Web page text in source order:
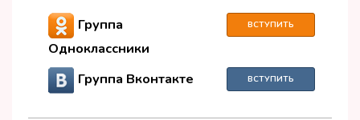
Группа
Одноклассники
ВСТУПИТЬ
Группа Вконтакте ВСТУПИТЬ